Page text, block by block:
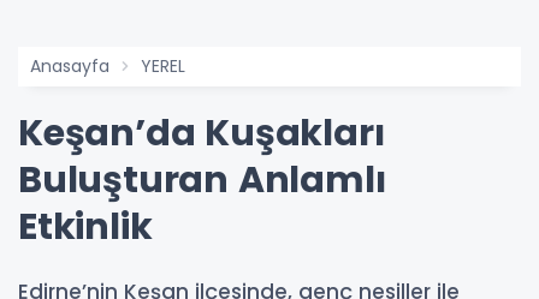
Anasayfa YEREL
Keşan’da Kuşakları
Buluşturan Anlamlı
Etkinlik
Edirne’nin Keşan ilçesinde, genç nesiller ile